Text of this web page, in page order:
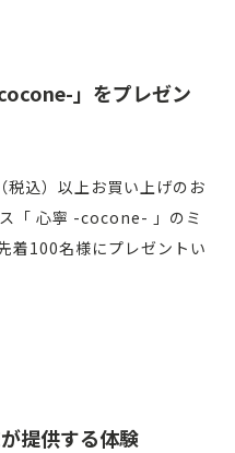
」をプレゼン
込）以上お買い上げのお
「 心寧 -cocone- 」のミ
着100名様にプレゼントい
提供する体験